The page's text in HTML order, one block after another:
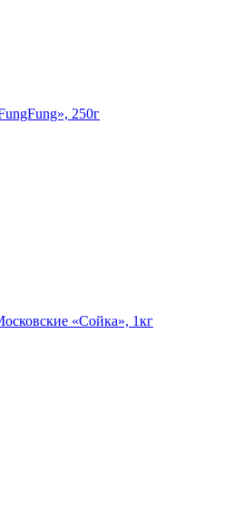
250г
«Сойка», 1кг